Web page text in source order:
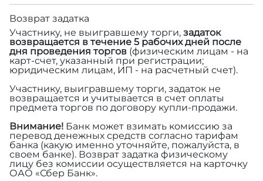
Возврат задатка
Участнику, не выигравшему торги, задаток
возвращается в течение 5 рабочих дней после
дня проведения торгов (физическим лицам - на
карт-счет, указанный при регистрации;
юридическим лицам, ИП - на расчетный счет).
Участнику, выигравшему торги, задаток не
возвращается и учитывается в счет оплаты
предмета торгов по договору купли-продажи.
Внимание! Банк может взимать комиссию за
перевод денежных средств согласно тарифам
банка (какую именно уточняйте, пожалуйста, в
своем банке). Возврат задатка физическому
лицу без комиссии осуществляется на карточку
ОАО «Сбер Банк».